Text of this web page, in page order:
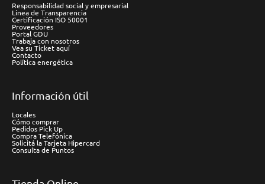
Responsabilidad social y empresarial
Línea de Transparencia
Certificación ISO 50001
Proveedores
Portal GDU
Trabaja con nosotros
Vea su Ticket aquí
Contacto
Política energética
Información útil
Locales
Cómo comprar
Pedidos Pick Up
Compra Telefónica
Solicitá la Tarjeta Hipercard
Consulta de Puntos